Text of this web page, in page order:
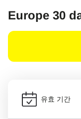
Europe 30
유효 기간